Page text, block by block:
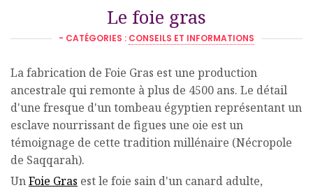
Le foie gras
- CATÉGORIES : CONSEILS ET INFORMATIONS
La fabrication de Foie Gras est une production
ancestrale qui remonte à plus de 4500 ans. Le détail
d'une fresque d'un tombeau égyptien représentant un
esclave nourrissant de figues une oie est un
témoignage de cette tradition millénaire (Nécropole
de Saqqarah).
UnFoie Gras est le foie sain d'un canard adulte,